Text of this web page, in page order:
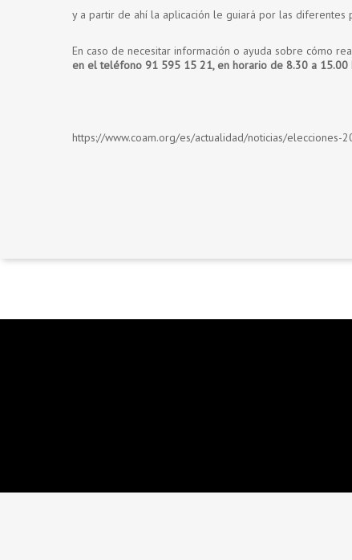
y a partir de ahí la aplicación le guiará por las diferentes
En caso de necesitar información o ayuda sobre cómo
en el teléfono 91 595 15 21, en horario de 8.30 a 15.00
https://www.coam.org/es/actualidad/noticias/elecciones-